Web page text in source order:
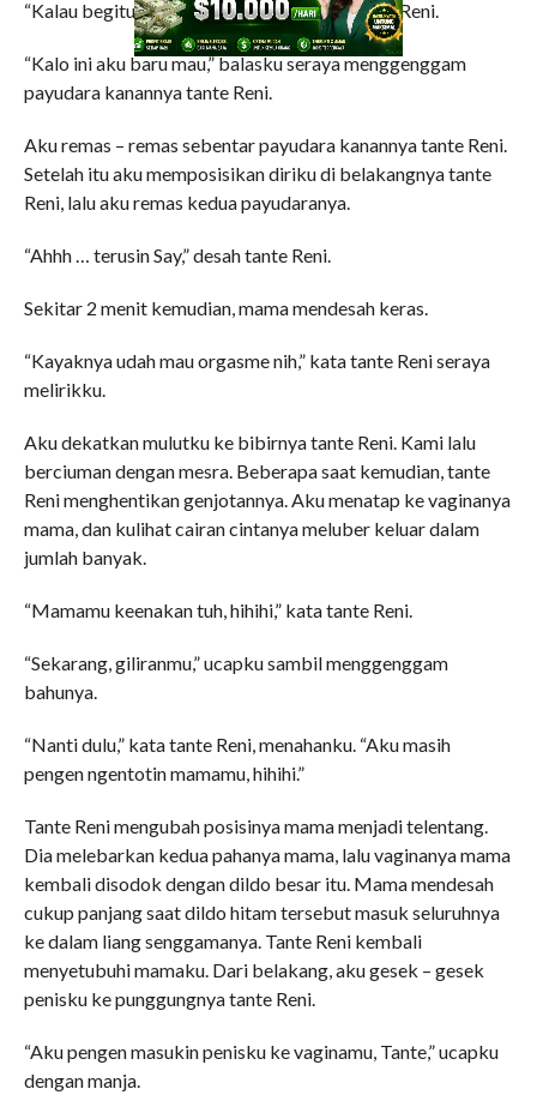
“Kalau begitu, remas toketku yaa,” pinta tante Reni.
“Kalo ini aku baru mau,” balasku seraya menggenggam
payudara kanannya tante Reni.
Aku remas – remas sebentar payudara kanannya tante Reni.
Setelah itu aku memposisikan diriku di belakangnya tante
Reni, lalu aku remas kedua payudaranya.
“Ahhh … terusin Say,” desah tante Reni.
Sekitar 2 menit kemudian, mama mendesah keras.
“Kayaknya udah mau orgasme nih,” kata tante Reni seraya
melirikku.
Aku dekatkan mulutku ke bibirnya tante Reni. Kami lalu
berciuman dengan mesra. Beberapa saat kemudian, tante
Reni menghentikan genjotannya. Aku menatap ke vaginanya
mama, dan kulihat cairan cintanya meluber keluar dalam
jumlah banyak.
“Mamamu keenakan tuh, hihihi,” kata tante Reni.
“Sekarang, giliranmu,” ucapku sambil menggenggam
bahunya.
“Nanti dulu,” kata tante Reni, menahanku. “Aku masih
pengen ngentotin mamamu, hihihi.”
Tante Reni mengubah posisinya mama menjadi telentang.
Dia melebarkan kedua pahanya mama, lalu vaginanya mama
kembali disodok dengan dildo besar itu. Mama mendesah
cukup panjang saat dildo hitam tersebut masuk seluruhnya
ke dalam liang senggamanya. Tante Reni kembali
menyetubuhi mamaku. Dari belakang, aku gesek – gesek
penisku ke punggungnya tante Reni.
“Aku pengen masukin penisku ke vaginamu, Tante,” ucapku
dengan manja.